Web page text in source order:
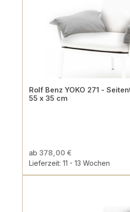
Rolf Benz YOKO 271 - Seitenteilkissen-Set |
55 x 35 cm
ab 378,00 €
Lieferzeit: 11 - 13 Wochen